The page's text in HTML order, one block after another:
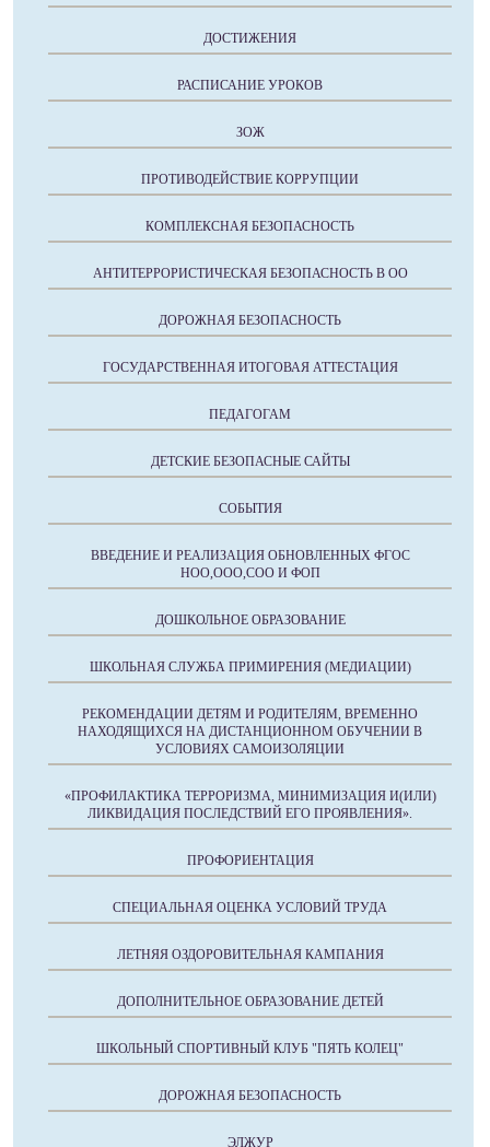
ДОСТИЖЕНИЯ
РАСПИСАНИЕ УРОКОВ
ЗОЖ
ПРОТИВОДЕЙСТВИЕ КОРРУПЦИИ
КОМПЛЕКСНАЯ БЕЗОПАСНОСТЬ
АНТИТЕРРОРИСТИЧЕСКАЯ БЕЗОПАСНОСТЬ В ОО
ДОРОЖНАЯ БЕЗОПАСНОСТЬ
ГОСУДАРСТВЕННАЯ ИТОГОВАЯ АТТЕСТАЦИЯ
ПЕДАГОГАМ
ДЕТСКИЕ БЕЗОПАСНЫЕ САЙТЫ
СОБЫТИЯ
ВВЕДЕНИЕ И РЕАЛИЗАЦИЯ ОБНОВЛЕННЫХ ФГОС
НОО,ООО,СОО И ФОП
ДОШКОЛЬНОЕ ОБРАЗОВАНИЕ
ШКОЛЬНАЯ СЛУЖБА ПРИМИРЕНИЯ (МЕДИАЦИИ)
РЕКОМЕНДАЦИИ ДЕТЯМ И РОДИТЕЛЯМ, ВРЕМЕННО
НАХОДЯЩИХСЯ НА ДИСТАНЦИОННОМ ОБУЧЕНИИ В
УСЛОВИЯХ САМОИЗОЛЯЦИИ
«ПРОФИЛАКТИКА ТЕРРОРИЗМА, МИНИМИЗАЦИЯ И(ИЛИ)
ЛИКВИДАЦИЯ ПОСЛЕДСТВИЙ ЕГО ПРОЯВЛЕНИЯ».
ПРОФОРИЕНТАЦИЯ
СПЕЦИАЛЬНАЯ ОЦЕНКА УСЛОВИЙ ТРУДА
ЛЕТНЯЯ ОЗДОРОВИТЕЛЬНАЯ КАМПАНИЯ
ДОПОЛНИТЕЛЬНОЕ ОБРАЗОВАНИЕ ДЕТЕЙ
ШКОЛЬНЫЙ СПОРТИВНЫЙ КЛУБ "ПЯТЬ КОЛЕЦ"
ДОРОЖНАЯ БЕЗОПАСНОСТЬ
ЭЛЖУР